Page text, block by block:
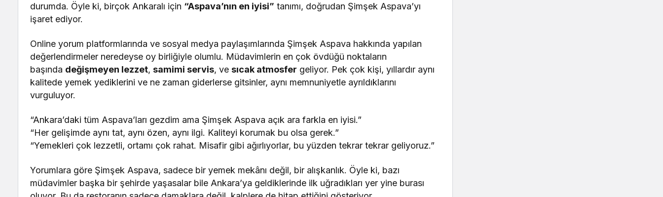
durumda. Öyle ki, birçok Ankaralı için “Aspava’nın en iyisi” tanımı, doğrudan Şimşek Aspava’yı
işaret ediyor.
Online yorum platformlarında ve sosyal medya paylaşımlarında Şimşek Aspava hakkında yapılan
değerlendirmeler neredeyse oy birliğiyle olumlu. Müdavimlerin en çok övdüğü noktaların
başında değişmeyen lezzet,samimi servis, vesıcak atmosfer geliyor. Pek çok kişi, yıllardır aynı
kalitede yemek yediklerini ve ne zaman giderlerse gitsinler, aynı memnuniyetle ayrıldıklarını
vurguluyor.
“Ankara’daki tüm Aspava’ları gezdim ama Şimşek Aspava açık ara farkla en iyisi.”
“Her gelişimde aynı tat, aynı özen, aynı ilgi. Kaliteyi korumak bu olsa gerek.”
“Yemekleri çok lezzetli, ortamı çok rahat. Misafir gibi ağırlıyorlar, bu yüzden tekrar tekrar geliyoruz.”
Yorumlara göre Şimşek Aspava, sadece bir yemek mekânı değil, bir alışkanlık. Öyle ki, bazı
müdavimler başka bir şehirde yaşasalar bile Ankara’ya geldiklerinde ilk uğradıkları yer yine burası